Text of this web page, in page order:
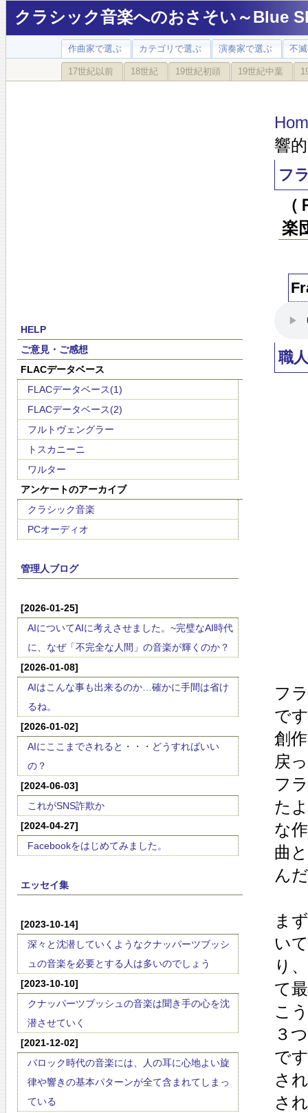
クラシック音楽へのおさそい～Blue
作曲家で選ぶ カテゴリで選ぶ 演奏家で選ぶ 不
17世紀以前 18世紀 19世紀初頭 19世紀中葉
HELP
ご意見・ご感想
FLACデータベース
FLACデータベース(1)
FLACデータベース(2)
フルトヴェングラー
トスカニーニ
ワルター
アンケートのアーカイブ
クラシック音楽
PCオーディオ
管理人ブログ
[2026-01-25]
AIについてAIに考えさせました。~完璧なAI時代
に、なぜ「不完全な人間」の音楽が輝くのか？
[2026-01-08]
AIはこんな事も出来るのか…確かに手間は省け
るね。
[2026-01-02]
AIにここまでされると・・・どうすればいい
の？
[2024-06-03]
これがSNS詐欺か
[2024-04-27]
Facebookをはじめてみました。
エッセイ集
[2023-10-14]
深々と沈潜していくようなクナッパーツブッシ
ュの音楽を必要とする人は多いのでしょう
[2023-10-10]
クナッパーツブッシュの音楽は聞き手の心を沈
潜させていく
[2021-12-02]
バロック時代の音楽には、人の耳に心地よい旋
律や響きの基本パターンが全て含まれてしまっ
ている
響
フ
楽
職
フ
で
創
戻
フ
た
な
曲
ん
ま
い
り
て
こ
３
で
さ
さ